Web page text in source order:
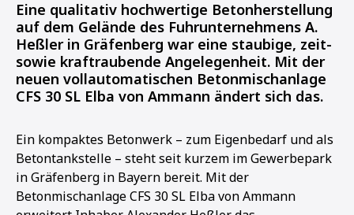
Eine qualitativ hochwertige Betonherstellung
auf dem Gelände des Fuhrunternehmens A.
Heßler in Gräfenberg war eine staubige, zeit-
sowie kraftraubende Angelegenheit. Mit der
neuen vollautomatischen Betonmischanlage
CFS 30 SL Elba von Ammann ändert sich das.
Ein kompaktes Betonwerk – zum Eigenbedarf und als
Betontankstelle – steht seit kurzem im Gewerbepark
in Gräfenberg in Bayern bereit. Mit der
Betonmischanlage CFS 30 SL Elba von Ammann